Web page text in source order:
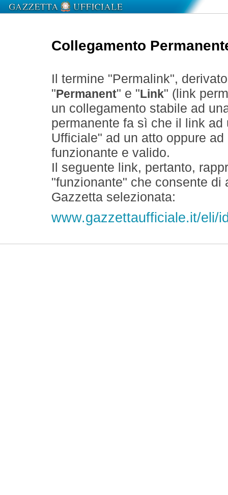
Collegamento
Il termine "Permalink",
" Permanent" e " Link" (link
un collegamento stabile ad
permanente fa sì che il link
Ufficiale" ad un atto oppure
funzionante e valido.
Il seguente link, pertanto,
"funzionante" che consente
Gazzetta selezionata:
www.gazzettaufficiale.it/eli/